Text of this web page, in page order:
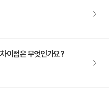
이점은 무엇인가요?